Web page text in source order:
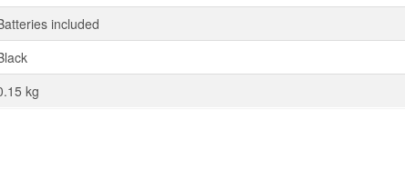
included
kg